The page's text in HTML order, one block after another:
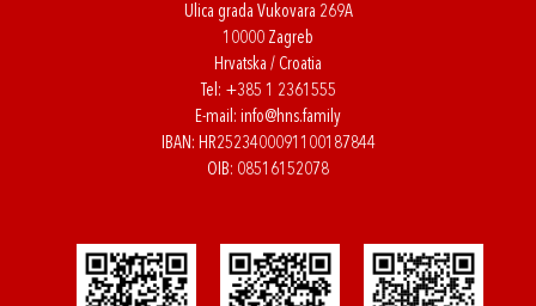
Ulica grada Vukovara 269A
10000 Zagreb
Hrvatska / Croatia
Tel: +385 1 2361555
E-mail: info@hns.family
IBAN: HR2523400091100187844
OIB: 08516152078